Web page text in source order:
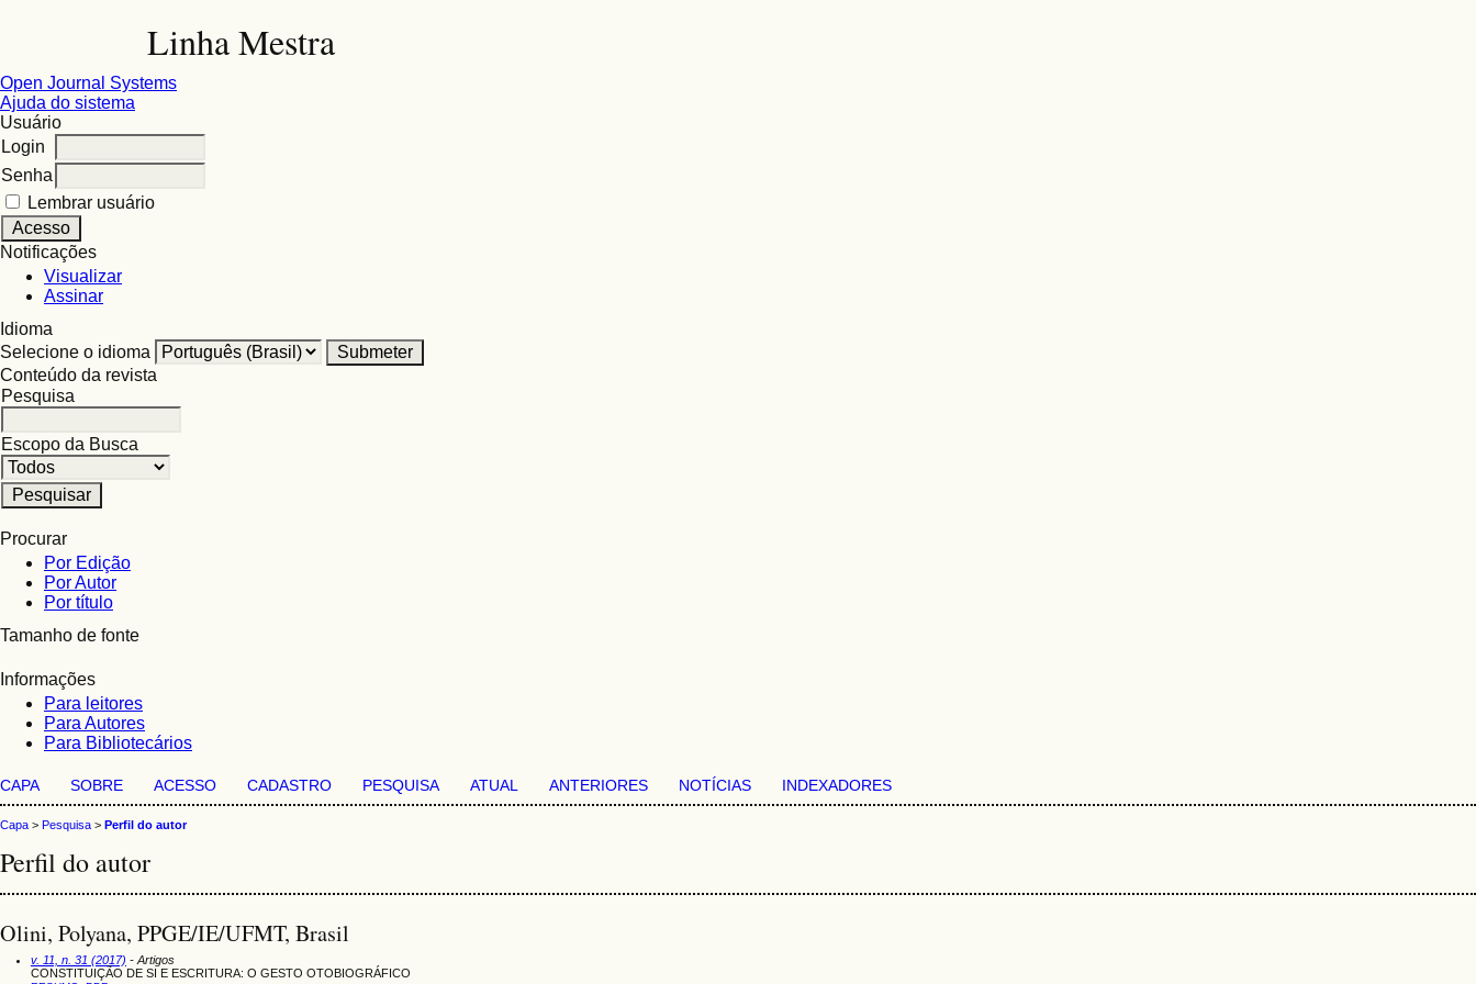
Linha Mestra
Open Journal Systems
Ajuda do sistema
Usuário
Login
Senha
Lembrar usuário
Notificações
Visualizar
Assinar
Idioma
Selecione o idioma
Conteúdo da revista
Pesquisa
Escopo da Busca
Procurar
Por Edição
Por Autor
Por título
Tamanho de fonte
Informações
Para leitores
Para Autores
Para Bibliotecários
CAPA SOBRE ACESSO CADASTRO PESQUISA ATUAL ANTERIORES NOTÍCIAS INDEXADORES
Capa > Pesquisa > Perfil do autor
Perfil do autor
Olini, Polyana, PPGE/IE/UFMT, Brasil
v. 11, n. 31 (2017) - Artigos
CONSTITUIÇÃO DE SI E ESCRITURA: O GESTO OTOBIOGRÁFICO